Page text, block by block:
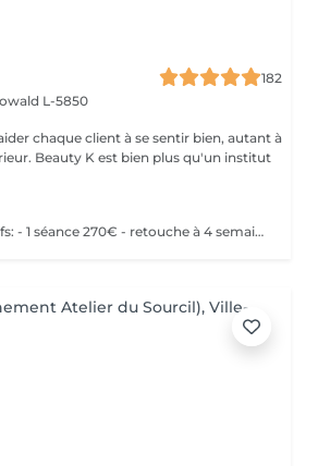
182
L-5850
chaque client à se sentir bien, autant à
Beauty K est bien plus qu'un institut
Récapitulatif des tarifs: - 1 séance 270€ - retouche à 4 semaines 50€ - retouche à 1 an 150€ - retouche 2 ans 200€